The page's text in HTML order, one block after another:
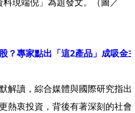
？專家點出「這2產品」成吸金
解讀，綜合媒體與國際研究指出
熱衷投資，背後有著深刻的社會